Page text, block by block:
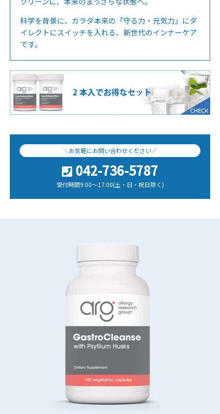
科学を背景に、カラダ本来の「守る力・元気力」にダ
イレクトにスイッチを入れる、新世代のインナーケア
です。
＼お気軽にお問い合わせください／
042-736-5787
受付時間9:00～17:00(土・日・祝日除く)